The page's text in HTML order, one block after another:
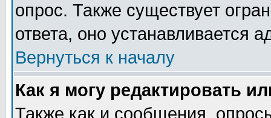
опрос. Также существует
ответа, оно устанавливается
Вернуться к началу
Как я могу редактировать
Также как и сообщения,